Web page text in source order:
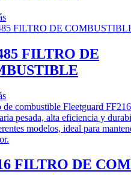
FILTRO DE
FILTRO DE